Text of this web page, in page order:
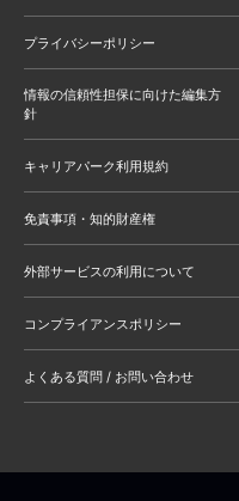
プライバシーポリシー
情報の信頼性担保に向けた編集方
針
キャリアパーク利用規約
免責事項・知的財産権
外部サービスの利用について
コンプライアンスポリシー
よくある質問 / お問い合わせ